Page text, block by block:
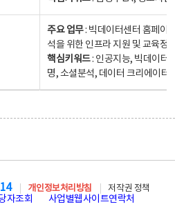
주요 업무: 빅데이터센터 홈페이
석을 위한 인프라 지원 및 교육정
핵심키워드: 인공지능, 빅데이터,
명, 소셜분석, 데이터 크리에이터
개인정보처리방침
저작권 정책
자조회 사업별웹사이트연락처